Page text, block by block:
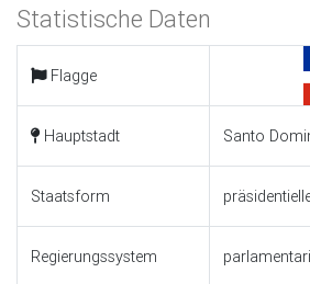
Statistische Daten
Flagge
Hauptstadt Santo
Staatsform
Regierungssystem